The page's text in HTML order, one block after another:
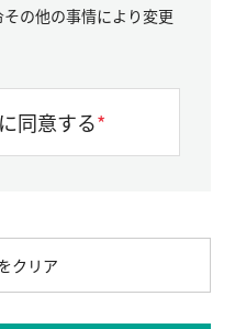
の他の事情により変更
同意する*
クリア